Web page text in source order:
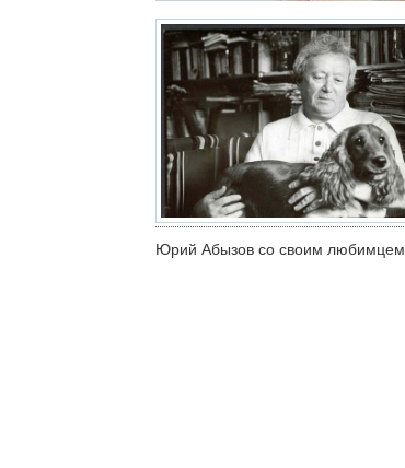
Юрий Абызов со своим любимцем